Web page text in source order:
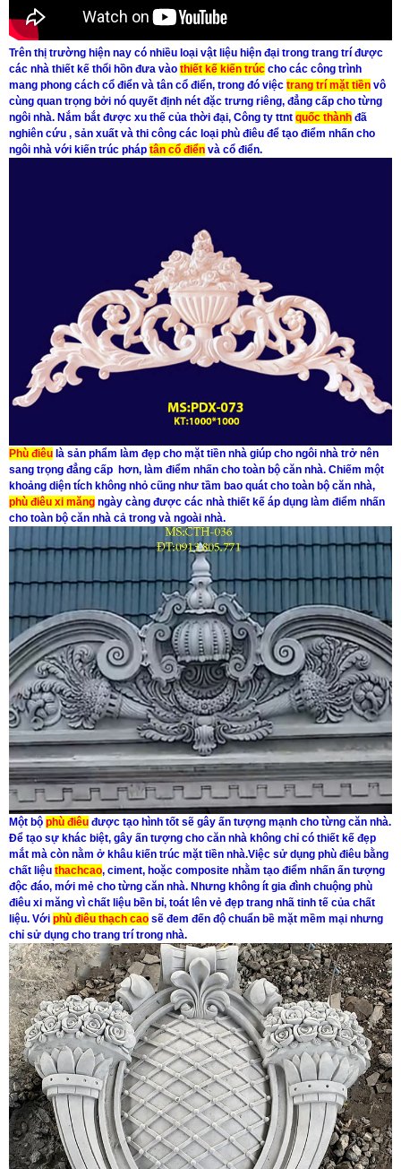
Trên thị trường hiện nay có nhiều loại vật liệu hiện đại trong trang trí được
các nhà thiết kế thổi hồn đưa vào thiết kế kiến trúc cho các công trình
mang phong cách cổ điển và tân cổ điển, trong đó việc trang trí mặt tiền vô
cùng quan trọng bởi nó quyết định nét đặc trưng riêng, đẳng cấp cho từng
ngôi nhà. Nắm bắt được xu thế của thời đại, Công ty ttnt quốc thành đã
nghiên cứu , sản xuất và thi công các loại phù điêu để tạo điểm nhấn cho
ngôi nhà với kiến trúc pháp tân cổ điển và cổ điển.
Phù điêu là sản phẩm làm đẹp cho mặt tiền nhà giúp cho ngôi nhà trở nên
sang trọng đẳng cấp hơn, làm điểm nhấn cho toàn bộ căn nhà. Chiếm một
khoảng diện tích không nhỏ cũng như tầm bao quát cho toàn bộ căn nhà,
phù điêu xi măng ngày càng được các nhà thiết kế áp dụng làm điểm nhấn
cho toàn bộ căn nhà cả trong và ngoài nhà.
Một bộ phù điêu được tạo hình tốt sẽ gây ấn tượng mạnh cho từng căn nhà.
Để tạo sự khác biệt, gây ấn tượng cho căn nhà không chỉ có thiết kế đẹp
mắt mà còn nằm ở khâu kiến trúc mặt tiền nhà.Việc sử dụng phù điêu bằng
chất liệu thachcao, ciment, hoặc composite nhằm tạo điểm nhấn ấn tượng
độc đáo, mới mẻ cho từng căn nhà. Nhưng không ít gia đình chuộng phù
điêu xi măng vì chất liệu bền bỉ, toát lên vẻ đẹp trang nhã tinh tế của chất
liệu. Với phù điêu thạch cao sẽ đem đến độ chuẩn bề mặt mềm mại nhưng
chỉ sử dụng cho trang trí trong nhà.